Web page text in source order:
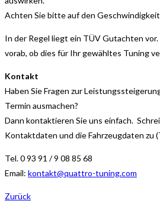
Achten Sie bitte auf den
In der Regel liegt ein TÜV Gutachten
vorab, ob dies für Ihr gewähltes Tuning
Kontakt
Haben Sie Fragen zur
Termin ausmachen?
Dann kontaktieren Sie uns einfach.
Kontaktdaten und die Fahrzeugdaten zu
Tel. 0 93 91 / 9 08 85 68
Email: kontakt@quattro-tuning.com
Zurück